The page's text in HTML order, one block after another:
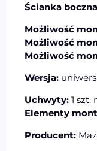
Ścianka
Możliwość
Możliwość
Możliwość
Wersja:
Uchwyty: 1 szt.
Elementy
Producent: